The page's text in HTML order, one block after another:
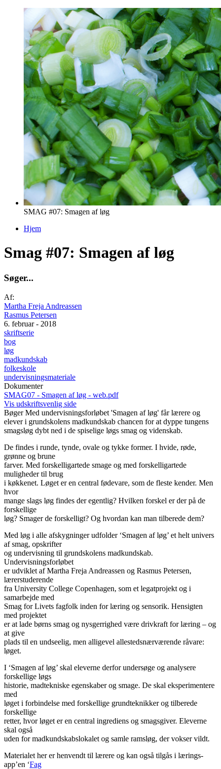
SMAG #07: Smagen af løg
Hjem
Smag #07: Smagen af løg
Søger...
Af:
Martha Freja Andreassen
Rasmus Petersen
6. februar - 2018
skriftserie
bog
løg
madkundskab
folkeskole
undervisningsmateriale
Dokumenter
SMAG07 - Smagen af løg - web.pdf
Vis udskriftsvenlig side
BøgerMed undervisningsforløbet 'Smagen af løg' får lærere og
elever i grundskolens madkundskab chancen for at dyppe tungens
smagsløg dybt ned i de spiselige løgs smag og videnskab.
De findes i runde, tynde, ovale og tykke former. I hvide, røde,
grønne og brune
farver. Med forskelligartede smage og med forskelligartede
muligheder til brug
i køkkenet. Løget er en central fødevare, som de fleste kender. Men
hvor
mange slags løg findes der egentlig? Hvilken forskel er der på de
forskellige
løg? Smager de forskelligt? Og hvordan kan man tilberede dem?
Med løg i alle afskygninger udfolder ‘Smagen af løg’ et helt univers
af smag, opskrifter
og undervisning til grundskolens madkundskab.
Undervisningsforløbet
er udviklet af Martha Freja Andreassen og Rasmus Petersen,
lærerstuderende
fra University College Copenhagen, som et legatprojekt og i
samarbejde med
Smag for Livets fagfolk inden for læring og sensorik. Hensigten
med projektet
er at lade børns smag og nysgerrighed være drivkraft for læring – og
at give
plads til en undseelig, men alligevel allestedsnærværende råvare:
løget.
I ‘Smagen af løg’ skal eleverne derfor undersøge og analysere
forskellige løgs
historie, madtekniske egenskaber og smage. De skal eksperimentere
med
løget i forbindelse med forskellige grundteknikker og tilberede
forskellige
retter, hvor løget er en central ingrediens og smagsgiver. Eleverne
skal også
uden for madkundskabslokalet og samle ramsløg, der vokser vildt.
Materialet her er henvendt til lærere og kan også tilgås i lærings-
app’en ‘Fag